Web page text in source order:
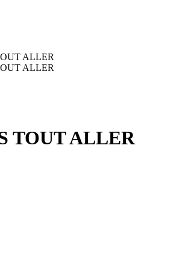
TOUT ALLER